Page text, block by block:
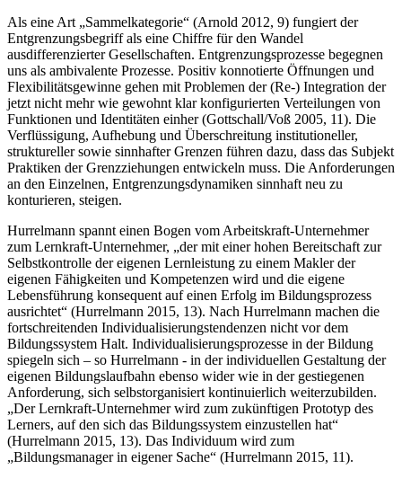
Als eine Art „Sammelkategorie“ (Arnold 2012, 9) fungiert der
Entgrenzungsbegriff als eine Chiffre für den Wandel
ausdifferenzierter Gesellschaften. Entgrenzungsprozesse begegnen
uns als ambivalente Prozesse. Positiv konnotierte Öffnungen und
Flexibilitätsgewinne gehen mit Problemen der (Re-) Integration der
jetzt nicht mehr wie gewohnt klar konfigurierten Verteilungen von
Funktionen und Identitäten einher (Gottschall/Voß 2005, 11). Die
Verflüssigung, Aufhebung und Überschreitung institutioneller,
struktureller sowie sinnhafter Grenzen führen dazu, dass das Subjekt
Praktiken der Grenzziehungen entwickeln muss. Die Anforderungen
an den Einzelnen, Entgrenzungsdynamiken sinnhaft neu zu
konturieren, steigen.
Hurrelmann spannt einen Bogen vom Arbeitskraft-Unternehmer
zum Lernkraft-Unternehmer, „der mit einer hohen Bereitschaft zur
Selbstkontrolle der eigenen Lernleistung zu einem Makler der
eigenen Fähigkeiten und Kompetenzen wird und die eigene
Lebensführung konsequent auf einen Erfolg im Bildungsprozess
ausrichtet“ (Hurrelmann 2015, 13). Nach Hurrelmann machen die
fortschreitenden Individualisierungstendenzen nicht vor dem
Bildungssystem Halt. Individualisierungsprozesse in der Bildung
spiegeln sich – so Hurrelmann ‑ in der individuellen Gestaltung der
eigenen Bildungslaufbahn ebenso wider wie in der gestiegenen
Anforderung, sich selbstorganisiert kontinuierlich weiterzubilden.
„Der Lernkraft-Unternehmer wird zum zukünftigen Prototyp des
Lerners, auf den sich das Bildungssystem einzustellen hat“
(Hurrelmann 2015, 13). Das Individuum wird zum
„Bildungsmanager in eigener Sache“ (Hurrelmann 2015, 11).